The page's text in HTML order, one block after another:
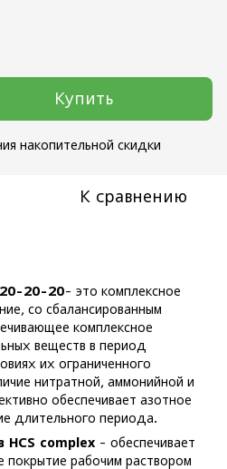
Купить
накопительной скидки
К сравнению
20-20-20- это комплексное
со сбалансированным
комплексное
веществ в период
их ограниченного
нитратной, аммонийной и
обеспечивает азотное
длительного периода.
HCS complex - обеспечивает
рабочим раствором